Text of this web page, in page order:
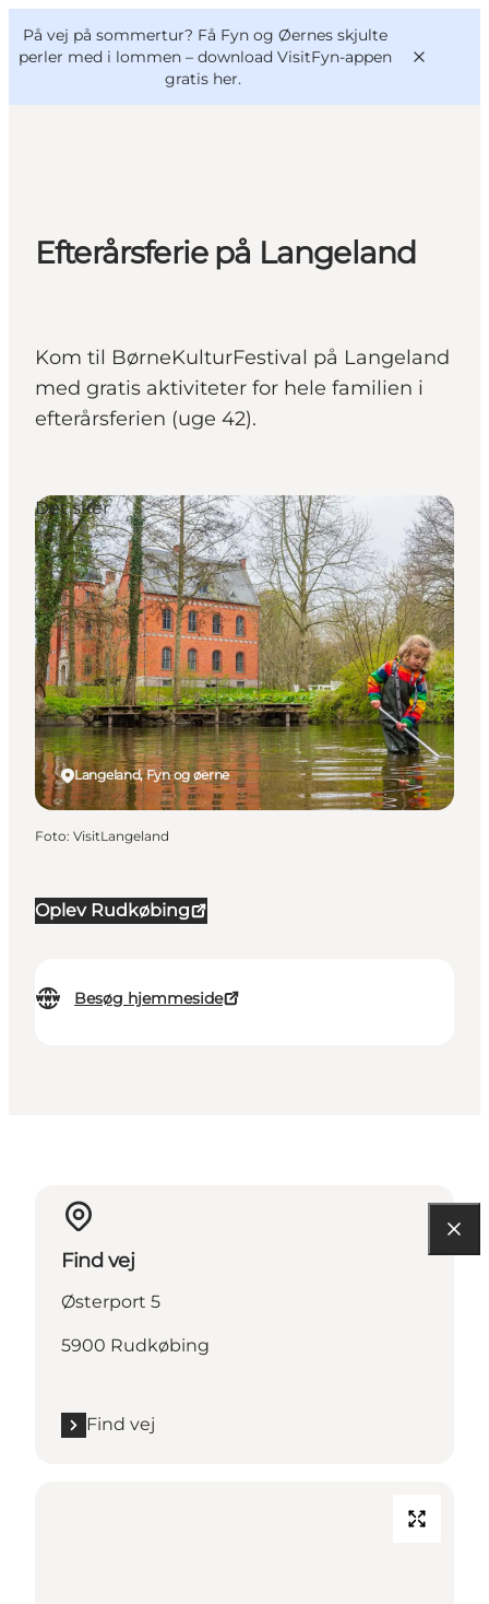
På vej på sommertur? Få Fyn og Øernes skjulte
perler med i lommen – download VisitFyn-appen
gratis her.
Oplevelser
Outdoor
Book lokale oplevelser
VisitFyn
Deutsch
Efterårsferie på Langeland
Kom til BørneKulturFestival på Langeland
med gratis aktiviteter for hele familien i
efterårsferien (uge 42).
Oplev Rudkøbing
Besøg hjemmeside
Langeland, Fyn og øerne
Det sker
Foto: VisitLangeland
Find vej
Østerport 5
5900 Rudkøbing
Find vej